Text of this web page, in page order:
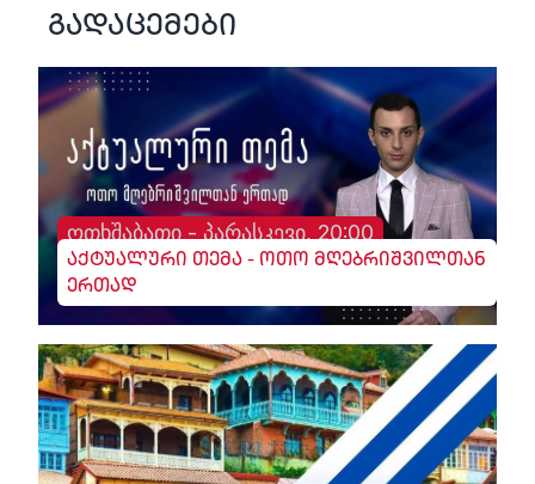
გადაცემები
ოთხშაბათი - პარასკევი, 20:00
აქტუალური თემა - ოთო მღებრიშვილთან
ერთად